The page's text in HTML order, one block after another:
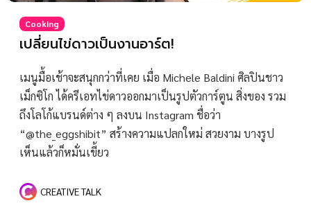
Cooking
เปลี่ยนไข่ดาวเป็นงานอาร์ต!
เมนูมื้อเช้าจะสนุกกว่าที่เคย เมื่อ Michele Baldini ศิลปินชาว
เม็กซิโก ได้ครีเอทไข่ดาวออกมาเป็นรูปตัวการ์ตูน สิ่งของ รวม
ถึงโลโก้แบรนด์ต่าง ๆ ลงบน Instagram ชื่อว่า
“@the_eggshibit” สร้างความแปลกใหม่ สวยงาม บางรูป
เห็นแล้วก็หมั่นเขี้ยว
CREATIVE TALK